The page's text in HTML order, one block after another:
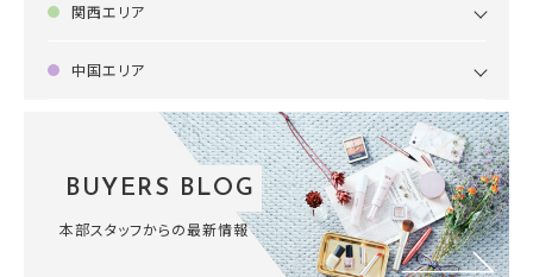
関西エリア
中国エリア
BUYERS BLOG
本部スタッフからの最新情報